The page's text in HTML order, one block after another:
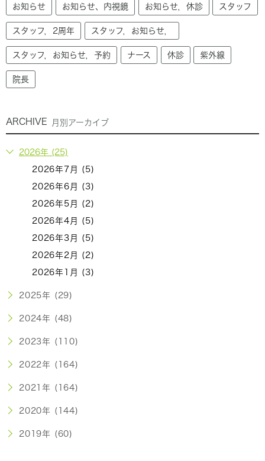
お知らせ お知らせ、内視鏡 お知らせ，休診 スタッフ
スタッフ，2周年 スタッフ，お知らせ，
スタッフ，お知らせ，予約 ナース 休診 紫外線
院長
ARCHIVE 月別アーカイブ
2026年 (25)
2026年7月 (5)
2026年6月 (3)
2026年5月 (2)
2026年4月 (5)
2026年3月 (5)
2026年2月 (2)
2026年1月 (3)
2025年 (29)
2024年 (48)
2023年 (110)
2022年 (164)
2021年 (164)
2020年 (144)
2019年 (60)